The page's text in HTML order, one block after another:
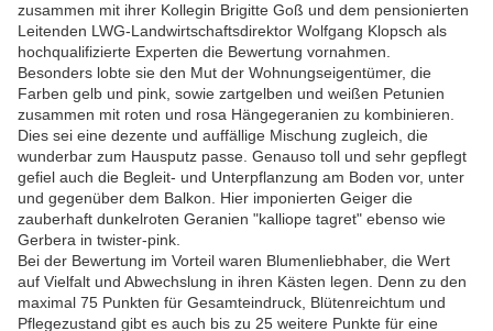
zusammen mit ihrer Kollegin Brigitte Goß und dem pensionierten
Leitenden LWG-Landwirtschaftsdirektor Wolfgang Klopsch als
hochqualifizierte Experten die Bewertung vornahmen.
Besonders lobte sie den Mut der Wohnungseigentümer, die
Farben gelb und pink, sowie zartgelben und weißen Petunien
zusammen mit roten und rosa Hängegeranien zu kombinieren.
Dies sei eine dezente und auffällige Mischung zugleich, die
wunderbar zum Hausputz passe. Genauso toll und sehr gepflegt
gefiel auch die Begleit- und Unterpflanzung am Boden vor, unter
und gegenüber dem Balkon. Hier imponierten Geiger die
zauberhaft dunkelroten Geranien "kalliope tagret" ebenso wie
Gerbera in twister-pink.
Bei der Bewertung im Vorteil waren Blumenliebhaber, die Wert
auf Vielfalt und Abwechslung in ihren Kästen legen. Denn zu den
maximal 75 Punkten für Gesamteindruck, Blütenreichtum und
Pflegezustand gibt es auch bis zu 25 weitere Punkte für eine